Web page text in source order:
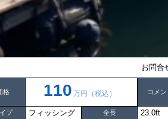
お問
格 110 万円（税込） コメン
プ フィッシング 全長 23.0ft